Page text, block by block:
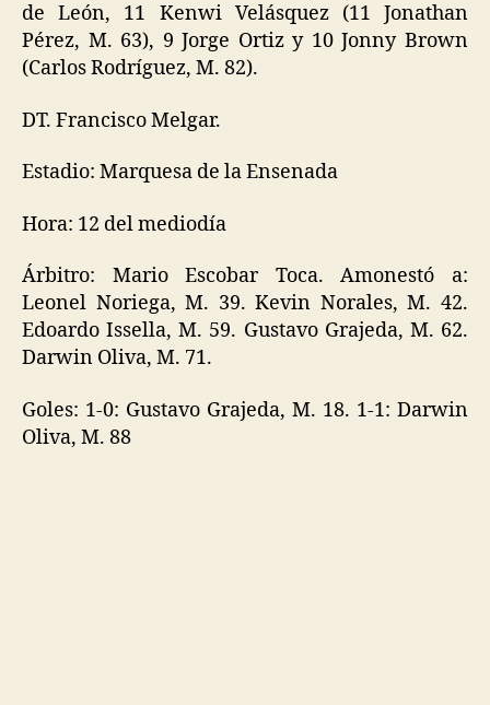
de León, 11 Kenwi Velásquez (11 Jonathan
Pérez, M. 63), 9 Jorge Ortiz y 10 Jonny Brown
(Carlos Rodríguez, M. 82).
DT. Francisco Melgar.
Estadio: Marquesa de la Ensenada
Hora: 12 del mediodía
Árbitro: Mario Escobar Toca. Amonestó a:
Leonel Noriega, M. 39. Kevin Norales, M. 42.
Edoardo Issella, M. 59. Gustavo Grajeda, M. 62.
Darwin Oliva, M. 71.
Goles: 1-0: Gustavo Grajeda, M. 18. 1-1: Darwin
Oliva, M. 88